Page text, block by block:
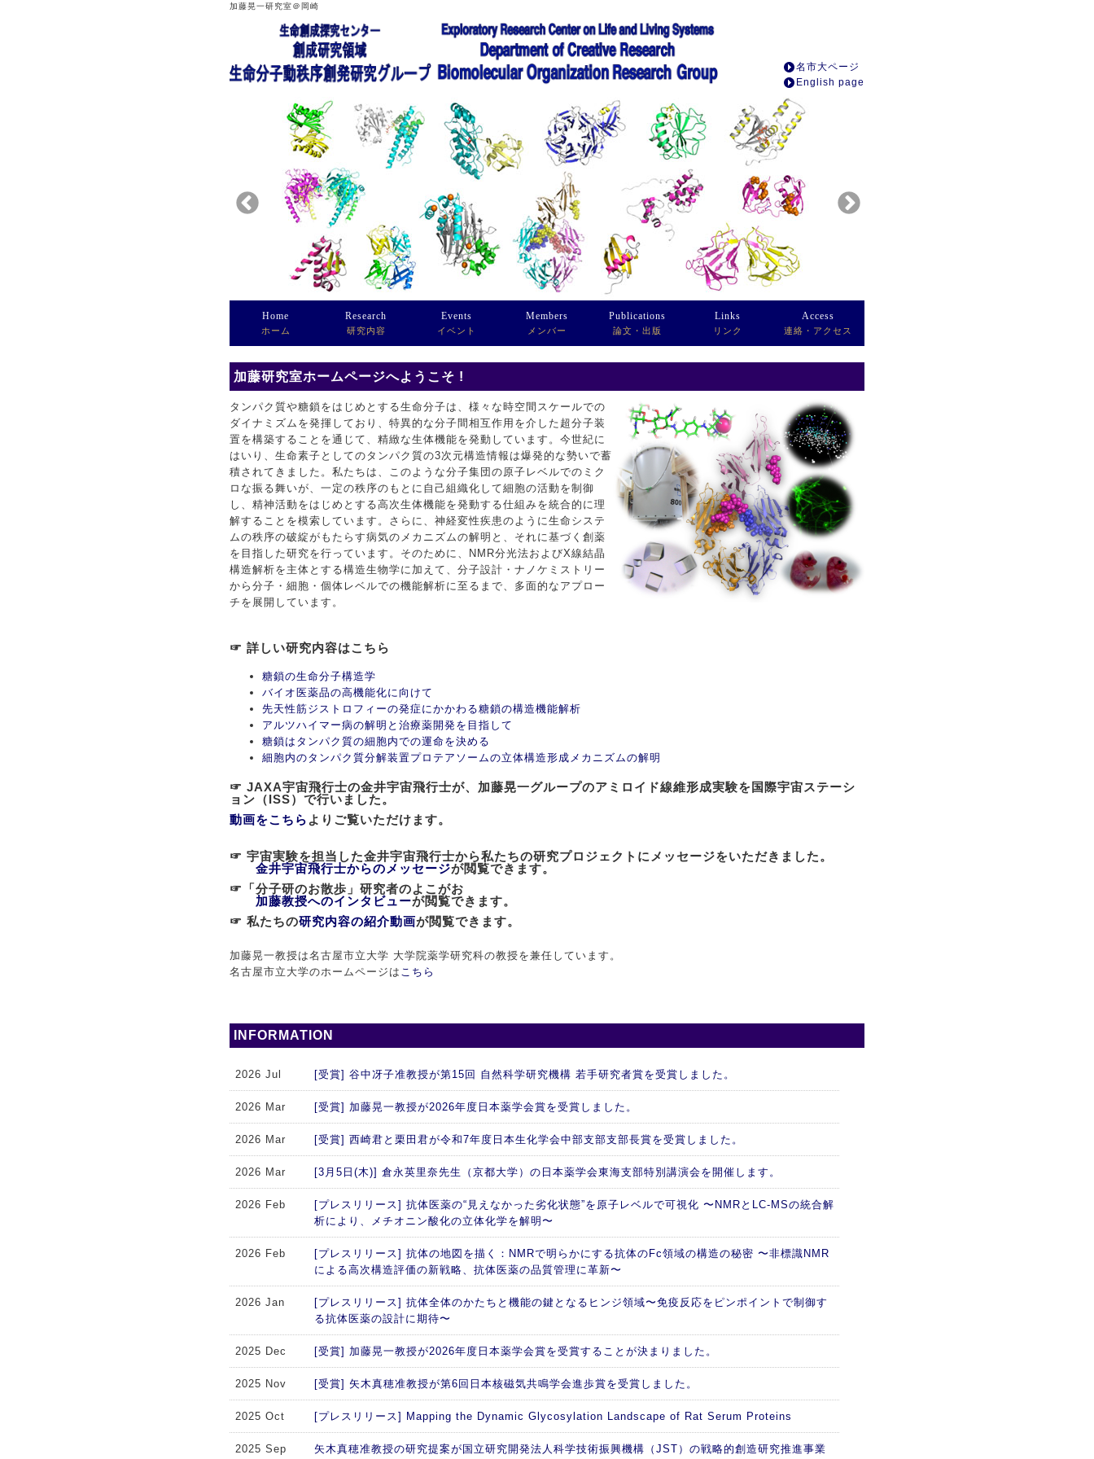
加藤晃一研究室＠岡崎
名市大ページ
English page
Home
ホーム
Research
研究内容
Events
イベント
Members
メンバー
Publications
論文・出版
Links
リンク
Access
連絡・アクセス
加藤研究室ホームページへようこそ !
タンパク質や糖鎖をはじめとする生命分子は、様々な時空間スケールでの
ダイナミズムを発揮しており、特異的な分子間相互作用を介した超分子装
置を構築することを通じて、精緻な生体機能を発動しています。今世紀に
はいり、生命素子としてのタンパク質の3次元構造情報は爆発的な勢いで蓄
積されてきました。私たちは、このような分子集団の原子レベルでのミク
ロな振る舞いが、一定の秩序のもとに自己組織化して細胞の活動を制御
し、精神活動をはじめとする高次生体機能を発動する仕組みを統合的に理
解することを模索しています。さらに、神経変性疾患のように生命システ
ムの秩序の破綻がもたらす病気のメカニズムの解明と、それに基づく創薬
を目指した研究を行っています。そのために、NMR分光法およびX線結晶
構造解析を主体とする構造生物学に加えて、分子設計・ナノケミストリー
から分子・細胞・個体レベルでの機能解析に至るまで、多面的なアプロー
チを展開しています。
☞ 詳しい研究内容はこちら
糖鎖の生命分子構造学
バイオ医薬品の高機能化に向けて
先天性筋ジストロフィーの発症にかかわる糖鎖の構造機能解析
アルツハイマー病の解明と治療薬開発を目指して
糖鎖はタンパク質の細胞内での運命を決める
細胞内のタンパク質分解装置プロテアソームの立体構造形成メカニズムの解明
☞ JAXA宇宙飛行士の金井宇宙飛行士が、加藤晃一グループのアミロイド線維形成実験を国際宇宙ステーシ
ョン（ISS）で行いました。
動画をこちら よりご覧いただけます。
☞ 宇宙実験を担当した金井宇宙飛行士から私たちの研究プロジェクトにメッセージをいただきました。
金井宇宙飛行士からのメッセージが閲覧できます。
☞「分子研のお散歩」研究者のよこがお
加藤教授へのインタビューが閲覧できます。
☞ 私たちの研究内容の紹介動画が閲覧できます。
加藤晃一教授は名古屋市立大学 大学院薬学研究科の教授を兼任しています。
名古屋市立大学のホームページは こちら
INFORMATION
2026 Jul [受賞] 谷中冴子准教授が第15回 自然科学研究機構 若手研究者賞を受賞しました。
2026 Mar [受賞] 加藤晃一教授が2026年度日本薬学会賞を受賞しました。
2026 Mar [受賞] 西崎君と栗田君が令和7年度日本生化学会中部支部支部長賞を受賞しました。
2026 Mar [3月5日(木)] 倉永英里奈先生（京都大学）の日本薬学会東海支部特別講演会を開催します。
2026 Feb
[プレスリリース] 抗体医薬の“見えなかった劣化状態”を原子レベルで可視化 〜NMRとLC-MSの統合解
析により、メチオニン酸化の立体化学を解明〜
2026 Feb
[プレスリリース] 抗体の地図を描く：NMRで明らかにする抗体のFc領域の構造の秘密 〜非標識NMR
による高次構造評価の新戦略、抗体医薬の品質管理に革新〜
2026 Jan
[プレスリリース] 抗体全体のかたちと機能の鍵となるヒンジ領域〜免疫反応をピンポイントで制御す
る抗体医薬の設計に期待〜
2025 Dec [受賞] 加藤晃一教授が2026年度日本薬学会賞を受賞することが決まりました。
2025 Nov [受賞] 矢木真穂准教授が第6回日本核磁気共鳴学会進歩賞を受賞しました。
2025 Oct [プレスリリース] Mapping the Dynamic Glycosylation Landscape of Rat Serum Proteins
2025 Sep 矢木真穂准教授の研究提案が国立研究開発法人科学技術振興機構（JST）の戦略的創造研究推進事業